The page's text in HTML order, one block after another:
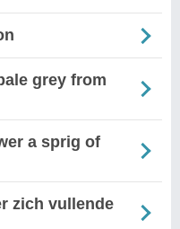
grey from
a sprig of
zich vullende